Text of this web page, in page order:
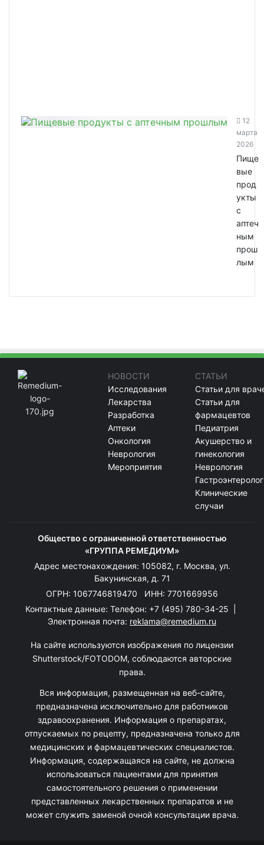
12
марта
2026
Пище
вые
прод
укты
с
аптеч
ным
прош
лым
НОВОСТИ
Исследования
Лекарства
Разработка
Аптеки
Онкология
Неврология
Мероприятия
СТАТЬИ
Статьи для
Статьи для
фармацевтов
Педиатрия
Акушерство и
гинекология
Неврология
Клинические
случаи
Общество с ограниченной ответственностью
«ГРУППА РЕМЕДИУМ»
Адрес местонахождения: 105082, г. Москва, ул.
Бакунинская, д. 71
ОГРН: 1067746819470 ИНН: 7701669956
Контактные данные: Телефон: +7 (495) 780-34-25
Электронная почта: reklama@remedium.ru
На сайте используются изображения по лицензии
Shutterstock/FOTODOM, соблюдаются авторские
права.
Вся информация, размещенная на веб-сайте,
предназначена исключительно для работников
здравоохранения. Информация о препаратах,
отпускаемых по рецепту, предназначена только для
медицинских и фармацевтических специалистов.
Информация, содержащаяся на сайте, не должна
использоваться пациентами для принятия
самостоятельного решения о применении
представленных лекарственных препаратов и не
может служить заменой очной консультации врача.